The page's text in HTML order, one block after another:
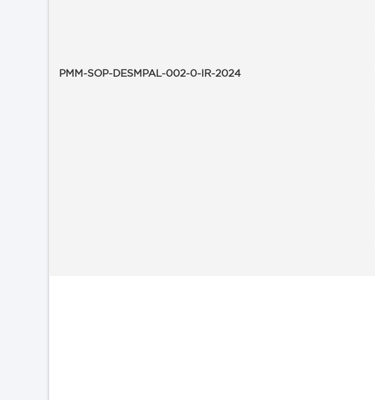
PMM-SOP-DESMPAL-002-0-IR-2024